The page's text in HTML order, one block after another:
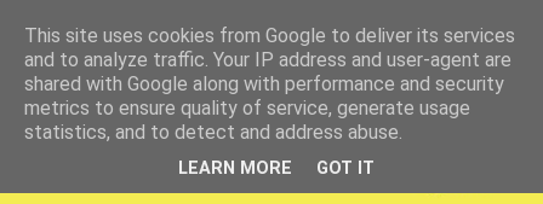
This site uses cookies from Google to deliver its services
and to analyze traffic. Your IP address and user-agent are
shared with Google along with performance and security
metrics to ensure quality of service, generate usage
statistics, and to detect and address abuse.
LEARN MORE GOT IT